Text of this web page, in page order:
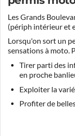
Les Grands
(périph intérieur et
Lorsqu'on sort un
sensations à moto.
Tirer parti des
en proche
Exploiter la
Profiter de